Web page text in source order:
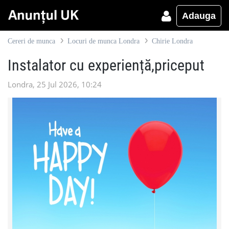
Adauga
Cereri de munca Locuri de munca Londra Chirie Londra
Instalator cu experiență,priceput
Londra, 25 Jul 2026, 10:24